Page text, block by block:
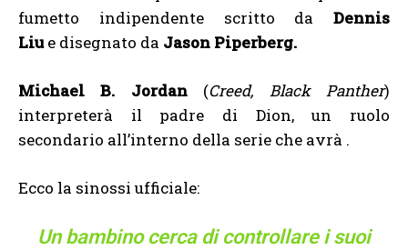
fumetto indipendente scritto da Dennis
Liue disegnato da Jason Piperberg.
Michael B. Jordan(Creed, Black Panther)
interpreterà il padre di Dion, un ruolo
secondario all’interno della serie che avrà .
Ecco la sinossi ufficiale:
Un bambino cerca di controllare i suoi